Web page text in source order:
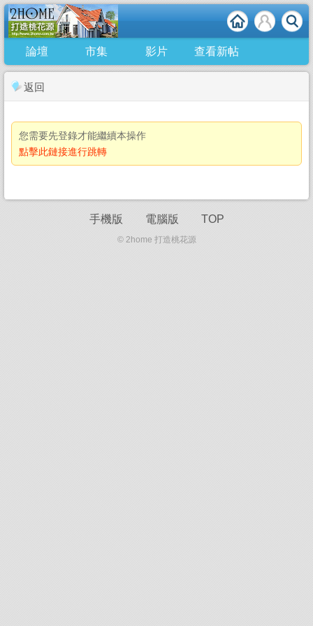
論壇 市集 影片 查看新帖
返回
您需要先登錄才能繼續本操作
點擊此鏈接進行跳轉
手機版 電腦版 TOP
© 2home 打造桃花源